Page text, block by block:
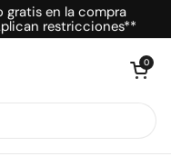
gratis en la compra
restricciones**
Abrir carrito
0